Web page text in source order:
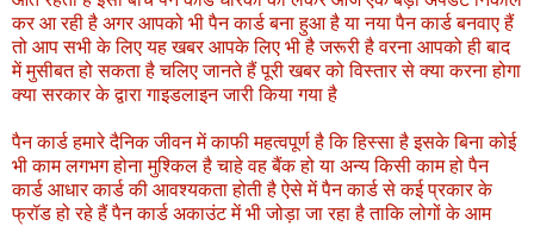
कर आ रही है अगर आपको भी पैन कार्ड बना हुआ है या नया पैन कार्ड बनवाए हैं
तो आप सभी के लिए यह खबर आपके लिए भी है जरूरी है वरना आपको ही बाद
में मुसीबत हो सकता है चलिए जानते हैं पूरी खबर को विस्तार से क्या करना होगा
क्या सरकार के द्वारा गाइडलाइन जारी किया गया है
पैन कार्ड हमारे दैनिक जीवन में काफी महत्वपूर्ण है कि हिस्सा है इसके बिना कोई
भी काम लगभग होना मुश्किल है चाहे वह बैंक हो या अन्य किसी काम हो पैन
कार्ड आधार कार्ड की आवश्यकता होती है ऐसे में पैन कार्ड से कई प्रकार के
फ्रॉड हो रहे हैं पैन कार्ड अकाउंट में भी जोड़ा जा रहा है ताकि लोगों के आम